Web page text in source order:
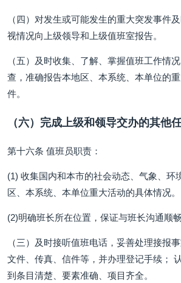
（四）对发生或可能发生的重大突发事件
视情况向上级领导和上级值班室报告。
（五）及时收集、了解、掌握值班工作情
查，准确报告本地区、本系统、本单位的
件。
（六）完成上级和领导交办的其他任
第十六条 值班员职责：
(1) 收集国内和本市的社会动态、气象、环
区、本系统、本单位重大活动的具体情况。
(2)明确班长所在位置，保证与班长沟通顺畅
（三）及时接听值班电话，妥善处理接报
文件、传真、信件等，并办理登记手续；
到条目清楚、要素准确、项目齐全。